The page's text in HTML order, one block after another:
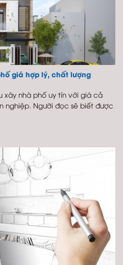
giá hợp lý, chất lượng
xây nhà phố uy tín với giá cả
nghiệp. Người đọc sẽ biết được